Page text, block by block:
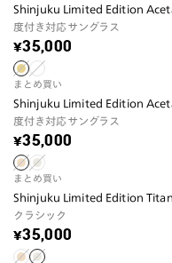
Shinjuku Limited Edition
度付き対応サングラス
¥35,000
まとめ買い
Shinjuku Limited Edition
度付き対応サングラス
¥35,000
まとめ買い
Shinjuku Limited Edition
クラシック
¥35,000